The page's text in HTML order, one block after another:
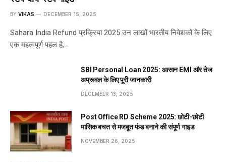
BY VIKAS DECEMBER 15, 2025
Sahara India Refund प्रक्रिया 2025 उन लाखों भारतीय निवेशकों के लिए
एक महत्वपूर्ण पहल है,…
SBI Personal Loan 2025: आसान EMI और तेज
अप्रूवल के लिए पूरी जानकारी
DECEMBER 13, 2025
Post Office RD Scheme 2025: छोटी-छोटी
मासिक बचत से मजबूत फंड बनाने की संपूर्ण गाइड
NOVEMBER 26, 2025